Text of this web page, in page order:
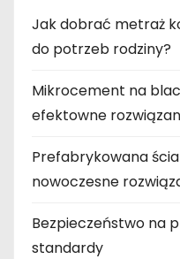
Jak dobrać metraż
do potrzeb rodziny?
Mikrocement na
efektowne
Prefabrykowana
nowoczesne
Bezpieczeństwo na
standardy